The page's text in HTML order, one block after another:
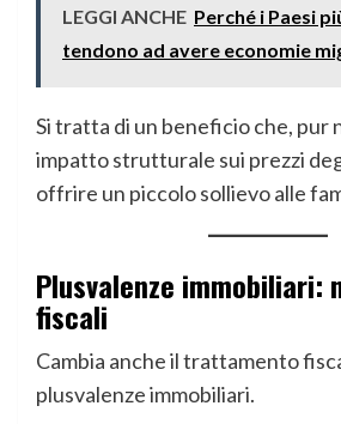
LEGGI ANCHE Perché i Paesi
tendono ad avere economie
Si tratta di un beneficio che, pur
impatto strutturale sui prezzi
offrire un piccolo sollievo alle
Plusvalenze immobiliari:
fiscali
Cambia anche il trattamento
plusvalenze immobiliari.